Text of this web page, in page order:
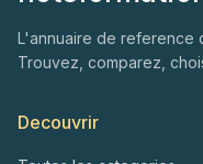
L'annuaire de reference
Trouvez, comparez,
Decouvrir